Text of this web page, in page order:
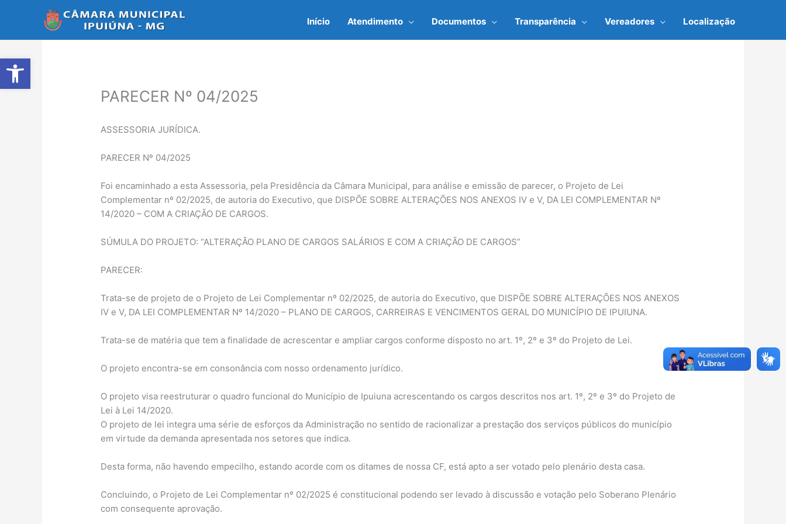
Abrir a barra de ferramentas
Início Atendimento Documentos Transparência Vereadores Localização
PARECER Nº 04/2025
ASSESSORIA JURÍDICA.
PARECER Nº 04/2025
Foi encaminhado a esta Assessoria, pela Presidência da Câmara Municipal, para análise e emissão de parecer, o Projeto de Lei
Complementar nº 02/2025, de autoria do Executivo, que DISPÕE SOBRE ALTERAÇÕES NOS ANEXOS IV e V, DA LEI COMPLEMENTAR Nº
14/2020 – COM A CRIAÇÃO DE CARGOS.
SÚMULA DO PROJETO: “ALTERAÇÃO PLANO DE CARGOS SALÁRIOS E COM A CRIAÇÃO DE CARGOS”
PARECER:
Trata-se de projeto de o Projeto de Lei Complementar nº 02/2025, de autoria do Executivo, que DISPÕE SOBRE ALTERAÇÕES NOS ANEXOS
IV e V, DA LEI COMPLEMENTAR Nº 14/2020 – PLANO DE CARGOS, CARREIRAS E VENCIMENTOS GERAL DO MUNICÍPIO DE IPUIUNA.
Trata-se de matéria que tem a finalidade de acrescentar e ampliar cargos conforme disposto no art. 1º, 2º e 3º do Projeto de Lei.
O projeto encontra-se em consonância com nosso ordenamento jurídico.
O projeto visa reestruturar o quadro funcional do Município de Ipuiuna acrescentando os cargos descritos nos art. 1º, 2º e 3º do Projeto de
Lei à Lei 14/2020.
O projeto de lei integra uma série de esforços da Administração no sentido de racionalizar a prestação dos serviços públicos do município
em virtude da demanda apresentada nos setores que indica.
Desta forma, não havendo empecilho, estando acorde com os ditames de nossa CF, está apto a ser votado pelo plenário desta casa.
Concluindo, o Projeto de Lei Complementar nº 02/2025 é constitucional podendo ser levado à discussão e votação pelo Soberano Plenário
com consequente aprovação.